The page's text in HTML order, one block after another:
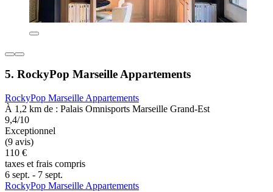
5. RockyPop Marseille Appartements
RockyPop Marseille Appartements
À 1,2 km de : Palais Omnisports Marseille Grand-Est
9,4/10
Exceptionnel
(9 avis)
110 €
taxes et frais compris
6 sept. - 7 sept.
RockyPop Marseille Appartements